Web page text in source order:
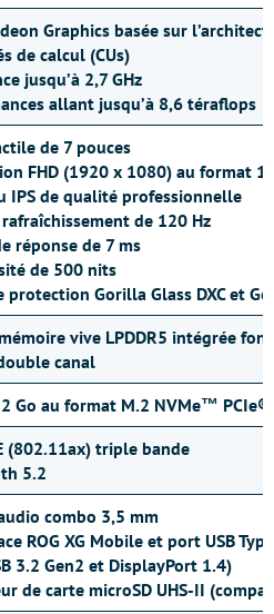
Graphics basée sur
de calcul (CUs)
jusqu’à 2,7 GHz
allant jusqu’à 8,6 téraflops
de 7 pouces
FHD (1920 x 1080) au format
IPS de qualité professionnelle
rafraîchissement de 120 Hz
réponse de 7 ms
de 500 nits
protection Gorilla Glass DXC et
vive LPDDR5 intégrée
canal
Go au format M.2 NVMe™
(802.11ax) triple bande
5.2
combo 3,5 mm
ROG XG Mobile et port USB
3.2 Gen2 et DisplayPort 1.4)
de carte microSD UHS-II